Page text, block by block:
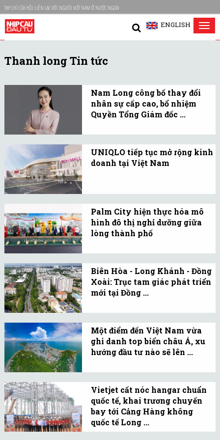
TẠP CHÍ CỦA HỘI LIÊN LẠC VỚI NGƯỜI VIỆT NAM Ở NƯỚC NGOÀI
ENGLISH
Thanh long Tin tức
Nam Long công bố thay đổi
nhân sự cấp cao, bổ nhiệm
Quyền Tổng Giám đốc ...
Giám đốc Tập đoàn, nhận
chuyển giao và điều
của Tập đoàn từ ngày
28/7/2026.
UNIQLO tiếp tục mở rộng kinh
doanh tại Việt Nam
Hóa và Hạ Long.
Palm City hiện thực hóa mô
hình đô thị nghỉ dưỡng giữa
lòng thành phố
lược phát triển đại đô thị
dài hạn bằng việc khởi
công phân khu Palm
River.
Biên Hòa - Long Khánh - Đồng
Xoài: Trục tam giác phát triển
mới tại Đồng ...
lớn, tạo tiền đề cho
những thay đổi mang
tính bước ngoặt trong
trung và dài hạn.
Một điểm đến Việt Nam vừa
ghi danh top biển châu Á, xu
hướng đầu tư nào sẽ lên ...
đến nghỉ dưỡng ven biển
hàng đầu châu Á năm
2025”
Vietjet cất nóc hangar chuẩn
quốc tế, khai trương chuyến
bay tới Cảng Hàng không
quốc tế Long ...
Chuyến bay VJ038, khai